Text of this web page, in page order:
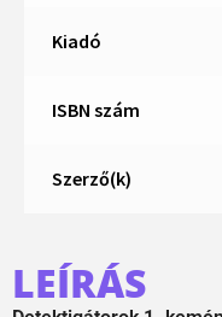
Kiadó
ISBN szám
Szerző(k)
LEÍRÁS